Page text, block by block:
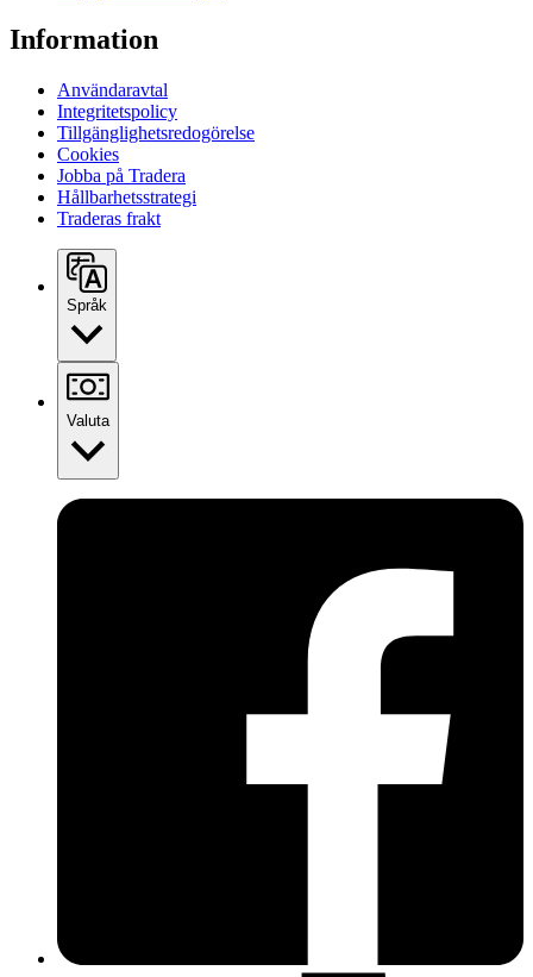
Information
Användaravtal
Integritetspolicy
Tillgänglighetsredogörelse
Cookies
Jobba på Tradera
Hållbarhetsstrategi
Traderas frakt
Språk
Valuta